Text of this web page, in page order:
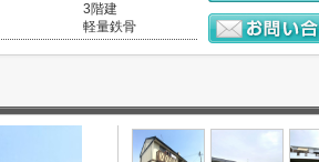
3階建
軽量鉄骨